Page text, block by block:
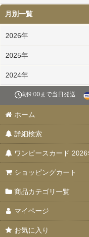
月別一覧
2026年
2025年
2024年
朝9:00まで当日発送
ホーム
詳細検索
ワンピースカード
ショッピングカート
商品カテゴリ一覧
マイページ
お気に入り